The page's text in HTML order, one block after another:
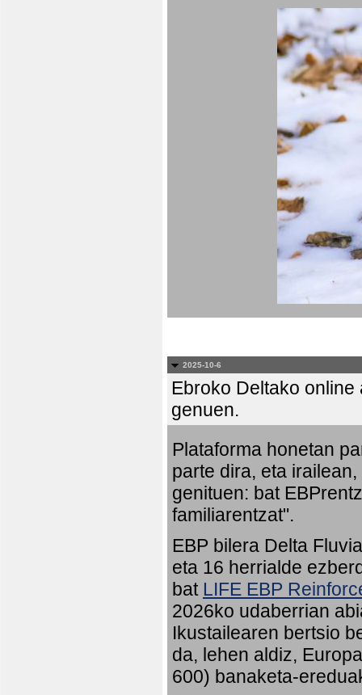
2025-10-6
Ebroko Deltako
genuen.
Plataforma honetan
parte dira, eta
genituen: bat
familiarentzat".
EBP bilera Delta
eta 16 herrialde
bat LIFE EBP
2026ko udaberrian
Ikustailearen bertsio
da, lehen aldiz,
600) banaketa-